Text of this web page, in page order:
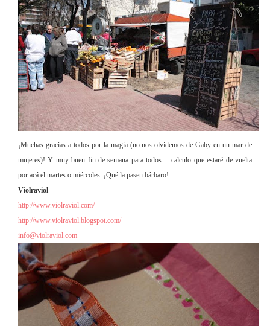
¡Muchas gracias a todos por la magia (no nos olvidemos de Gaby en un mar de
mujeres)! Y muy buen fin de semana para todos… calculo que estaré de vuelta
por acá el martes o miércoles. ¡Qué la pasen bárbaro!
Violraviol
http://www.violraviol.com/
http://www.violraviol.blogspot.com/
info@violraviol.com